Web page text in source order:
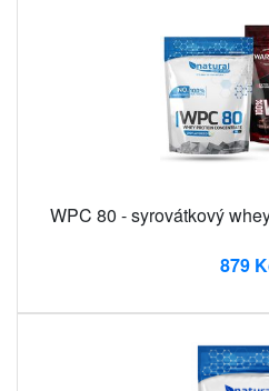
WPC 80 - syrovátkový
879